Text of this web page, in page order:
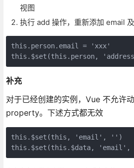
视图
执行 add 操作，重新添加 email
this.person.email = 'xxx'
this.$set(this.person,
补充
对于已经创建的实例，Vue 不允许
property。下述方式都无效
this.$set(this, 'email', '')
this.$set(this.$data,